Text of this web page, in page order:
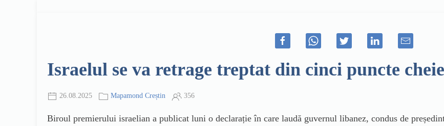
Israelul se va retrage treptat din cinci puncte
26.08.2025 Mapamond Creștin 356
Biroul premierului israelian a publicat luni o declarație în care laudă guvernul libanez, condus de